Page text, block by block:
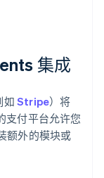
集成
如 Stripe）将
支付平台允许您
额外的模块或